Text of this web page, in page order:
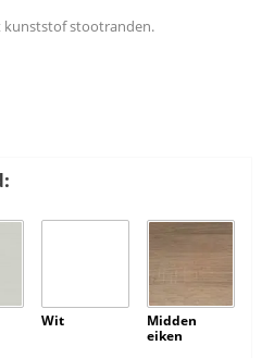
kunststof stootranden.
Wit
Midden
eiken